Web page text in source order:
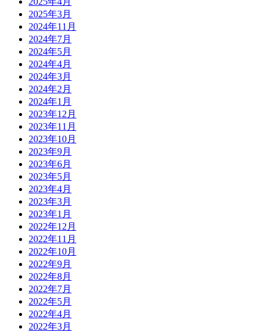
2025年3月
2024年11月
2024年7月
2024年5月
2024年4月
2024年3月
2024年2月
2024年1月
2023年12月
2023年11月
2023年10月
2023年9月
2023年6月
2023年5月
2023年4月
2023年3月
2023年1月
2022年12月
2022年11月
2022年10月
2022年9月
2022年8月
2022年7月
2022年5月
2022年4月
2022年3月